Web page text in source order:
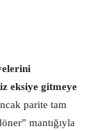
eksiye gitmeye
parite tam
mantığıyla